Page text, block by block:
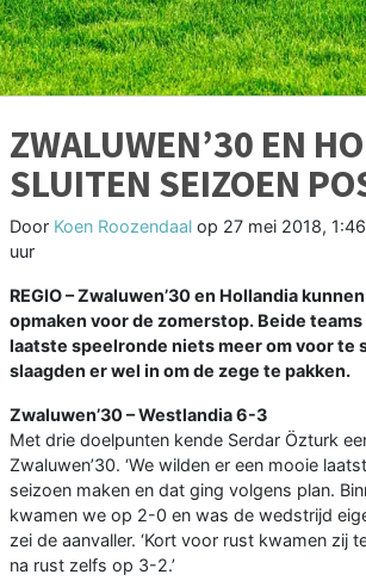
ZWALUWEN’30 EN
SLUITEN SEIZOEN
Door Koen Roozendaal op 27 mei 2018, 1:46
uur
REGIO –Zwaluwen’30 en Hollandia
opmaken voor de zomerstop. Beide teams
laatste speelronde niets meer om voor te
slaagden er wel in om de zege te pakken.
Zwaluwen’30 – Westlandia 6-3
Met drie doelpunten kende Serdar Özturk
Zwaluwen’30. ‘We wilden er een mooie
seizoen maken en dat ging volgens plan.
kwamen we op 2-0 en was de wedstrijd
zei de aanvaller. ‘Kort voor rust kwamen zij
na rust zelfs op 3-2.’